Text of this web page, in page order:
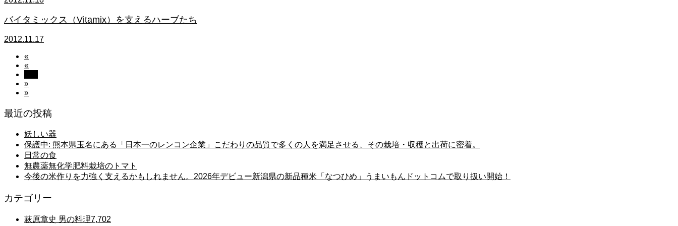
バイタミックス（Vitamix）を支えるハーブたち
2012.11.17
«
«
»
»
最近の投稿
妖しい器
保護中: 熊本県玉名にある「日本一のレンコン企業」こだわりの品質で多くの人を満足させる、その栽培・収穫と出荷に密着。
日常の食
無農薬無化学肥料栽培のトマト
今後の米作りを力強く支えるかもしれません。2026年デビュー新潟県の新品種米「なつひめ」うまいもんドットコムで取り扱い開始！
カテゴリー
萩原章史 男の料理7,702